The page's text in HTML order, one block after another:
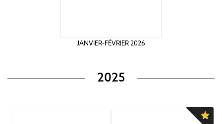
JANVIER-FÉVRIER 2026
2025